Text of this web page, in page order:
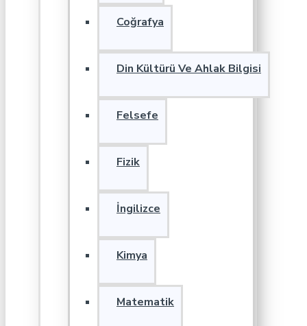
Coğrafya
Din Kültürü Ve Ahlak Bilgisi
Felsefe
Fizik
İngilizce
Kimya
Matematik